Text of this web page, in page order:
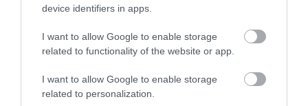
device identifiers in apps.
I want to allow Google to enable storage
related to functionality of the website or app.
I want to allow Google to enable storage
related to personalization.